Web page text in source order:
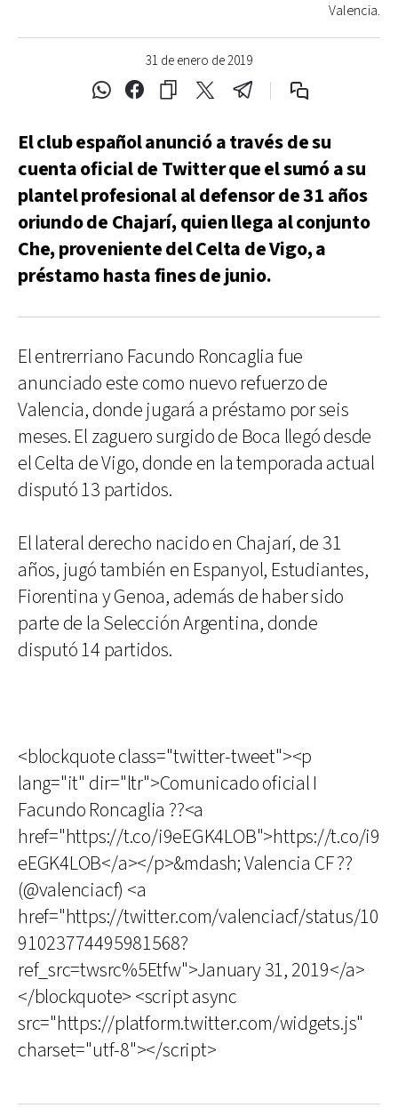
31 de enero de 2019
Valencia.
El club español anunció a través de su
cuenta oficial de Twitter que el sumó a su
plantel profesional al defensor de 31 años
oriundo de Chajarí, quien llega al conjunto
Che, proveniente del Celta de Vigo, a
préstamo hasta fines de junio.
El entrerriano Facundo Roncaglia fue
anunciado este como nuevo refuerzo de
Valencia, donde jugará a préstamo por seis
meses. El zaguero surgido de Boca llegó desde
el Celta de Vigo, donde en la temporada actual
disputó 13 partidos.
El lateral derecho nacido en Chajarí, de 31
años, jugó también en Espanyol, Estudiantes,
Fiorentina y Genoa, además de haber sido
parte de la Selección Argentina, donde
disputó 14 partidos.
<blockquote class="twitter-tweet"><p
lang="it" dir="ltr">Comunicado oficial I
Facundo Roncaglia ??<a
href="https://t.co/i9eEGK4LOB">https://t.co/i9
eEGK4LOB</a></p>&mdash; Valencia CF ??
(@valenciacf) <a
href="https://twitter.com/valenciacf/status/10
91023774495981568?
ref_src=twsrc%5Etfw">January 31, 2019</a>
</blockquote> <script async
src="https://platform.twitter.com/widgets.js"
charset="utf-8"></script>